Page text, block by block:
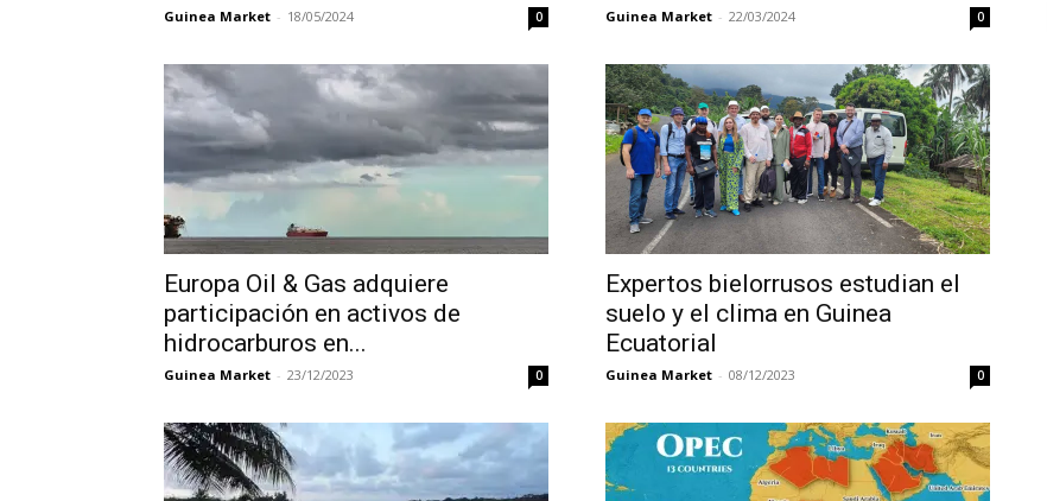
Guinea Market - 18/05/2024 0 Guinea Market - 22/03/2024 0
Europa Oil & Gas adquiere
participación en activos de
hidrocarburos en...
Guinea Market - 23/12/2023 0
Expertos bielorrusos estudian el
suelo y el clima en Guinea
Ecuatorial
Guinea Market - 08/12/2023 0